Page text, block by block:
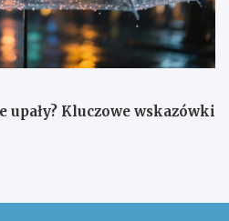
Kluczowe wskazówki